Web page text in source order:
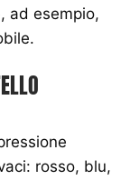
ad esempio,
rosso, blu,